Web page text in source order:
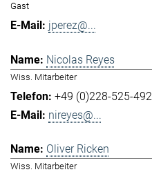
Gast
jperez@...
Nicolas Reyes
Wiss. Mitarbeiter
+49 (0)228-525-492
nireyes@...
Oliver Ricken
Wiss. Mitarbeiter